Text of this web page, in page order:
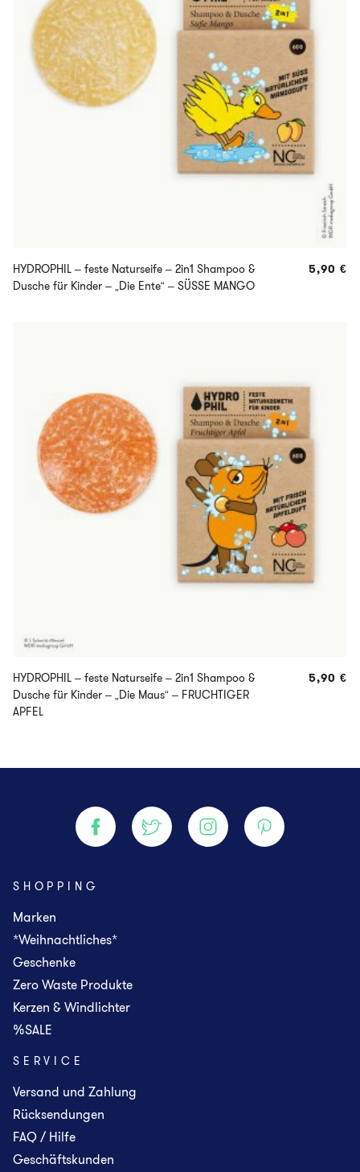
HYDROPHIL – feste Naturseife – 2in1 Shampoo &
Dusche für Kinder – „Die Ente“ – SÜSSE MANGO
5,90 €
HYDROPHIL – feste Naturseife – 2in1 Shampoo &
Dusche für Kinder – „Die Maus“ – FRUCHTIGER
APFEL
5,90 €
SHOPPING
Marken
*Weihnachtliches*
Geschenke
Zero Waste Produkte
Kerzen & Windlichter
%SALE
SERVICE
Versand und Zahlung
Rücksendungen
FAQ / Hilfe
Geschäftskunden